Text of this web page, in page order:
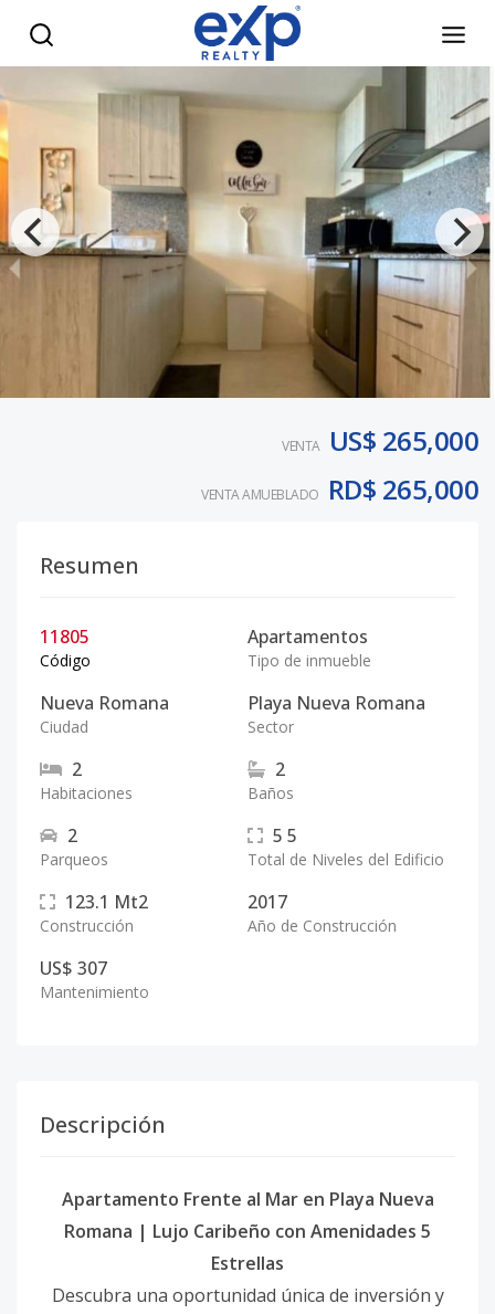
VENTA US$ 265,000
VENTA AMUEBLADO RD$ 265,000
Resumen
11805
Código
Apartamentos
Tipo de inmueble
Nueva Romana
Ciudad
Playa Nueva Romana
Sector
2
Habitaciones
2
Baños
2
Parqueos
5 5
Total de Niveles del Edificio
123.1 Mt2
Construcción
2017
Año de Construcción
US$ 307
Mantenimiento
Descripción
Apartamento Frente al Mar en Playa Nueva
Romana | Lujo Caribeño con Amenidades 5
Estrellas
Descubra una oportunidad única de inversión y
Apartamento frente al mar en Playa Nueva Romana,